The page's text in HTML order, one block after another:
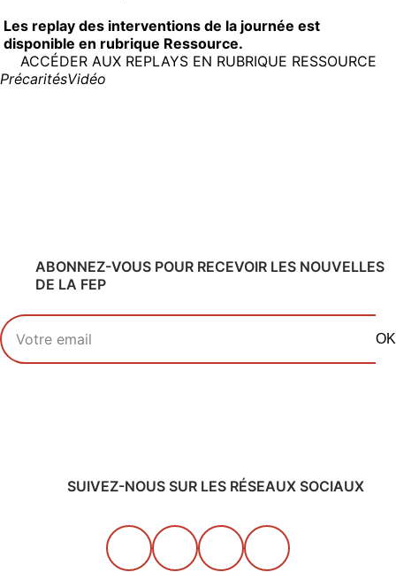
Les replay des interventions de la journée est
disponible en rubrique Ressource.
ACCÉDER AUX REPLAYS EN RUBRIQUE RESSOURCE
PrécaritésVidéo
ABONNEZ-VOUS POUR RECEVOIR LES NOUVELLES
DE LA FEP
Votre adresse email
OK
SUIVEZ-NOUS SUR LES RÉSEAUX SOCIAUX